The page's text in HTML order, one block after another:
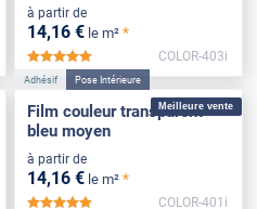
à partir de
14,16 € le m² *
COLOR-403i
Meilleure vente
Adhésif Pose Intérieure
Film couleur transparent
bleu moyen
à partir de
14,16 € le m² *
COLOR-401i